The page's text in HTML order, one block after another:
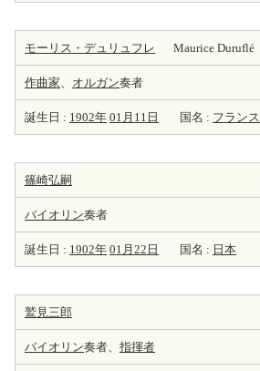
モーリス・デュリュフレ Maurice Duruflé
作曲家、 オルガン奏者
誕生日 : 1902年 01月11日 国名 : フランス
篠崎弘嗣
バイオリン奏者
誕生日 : 1902年 01月22日 国名 : 日本
鷲見三郎
バイオリン奏者、 指揮者